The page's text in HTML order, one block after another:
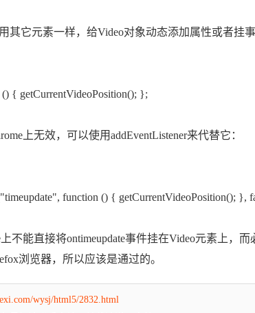
其它元素一样，给Video对象动态添加属性或者挂事
{ getCurrentVideoPosition(); };
上无效，可以使用addEventListener来代替它：
function () { getCurrentVideoPosition(); },
不能直接将ontimeupdate事件挂在Video元素上，
浏览器，所以应该是通过的。
wysj/html5/2832.html